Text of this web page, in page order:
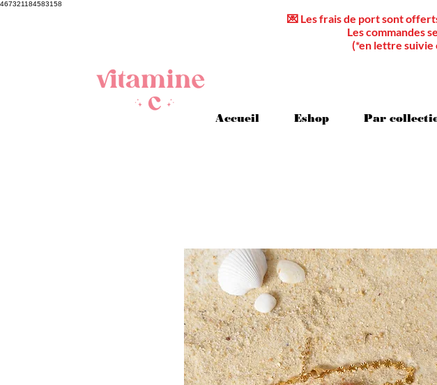
467321184583158
💌 Les frais de port sont
Les commandes
(*en lettre suivie
Accueil Eshop Par